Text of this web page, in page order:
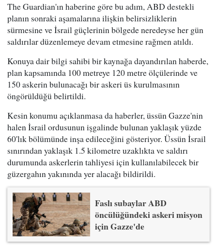
The Guardian'ın haberine göre bu adım, ABD destekli
planın sonraki aşamalarına ilişkin belirsizliklerin
sürmesine ve İsrail güçlerinin bölgede neredeyse her gün
saldırılar düzenlemeye devam etmesine rağmen atıldı.
Konuya dair bilgi sahibi bir kaynağa dayandırılan haberde,
plan kapsamında 100 metreye 120 metre ölçülerinde ve
150 askerin bulunacağı bir askeri üs kurulmasının
öngörüldüğü belirtildi.
Kesin konumu açıklanmasa da haberler, üssün Gazze'nin
halen İsrail ordusunun işgalinde bulunan yaklaşık yüzde
60'lık bölümünde inşa edileceğini gösteriyor. Üssün İsrail
sınırından yaklaşık 1.5 kilometre uzaklıkta ve saldırı
durumunda askerlerin tahliyesi için kullanılabilecek bir
güzergahın yakınında yer alacağı bildirildi.
Faslı subaylar ABD
öncülüğündeki askeri misyon
için Gazze'de